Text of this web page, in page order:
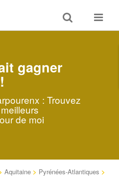
Toggle
search
Toggle
gagner
: Trouvez
de moi
Aquitaine > Pyrénées-Atlantiques >